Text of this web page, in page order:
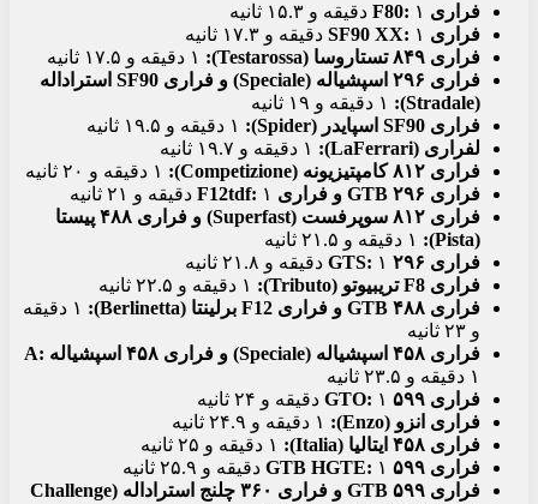
فراری F80: ۱ دقیقه و ۱۵.۳ ثانیه
فراری SF90 XX: ۱ دقیقه و ۱۷.۳ ثانیه
فراری ۸۴۹ تستاروسا (Testarossa):
فراری ۲۹۶ اسپشیاله (Speciale) و فراری SF90 استراداله
(Stradale):
فراری SF90 اسپایدر (Spider):
لفراری (LaFerrari):
فراری ۸۱۲ کامپتیزیونه (Competizione):
فراری ۲۹۶ GTB و فراری F12tdf:
۱ دقیقه و ۲۱ ثانیه
فراری ۸۱۲ سوپرفست (Superfast) و فراری ۴۸۸ پیستا
(Pista):
فراری ۲۹۶ GTS:
۱ دقیقه و ۲۱.۸ ثانیه
فراری F8 تریبیوتو (Tributo):
فراری ۴۸۸ GTB و فراری F12 برلینتا (Berlinetta):
۱ دقیقه
و ۲۳ ثانیه
فراری ۴۵۸ اسپشیاله (Speciale) و فراری ۴۵۸ اسپشیاله A:
۱ دقیقه و ۲۳.۵ ثانیه
فراری ۵۹۹ GTO:
۱ دقیقه و ۲۴ ثانیه
فراری انزو (Enzo):
فراری ۴۵۸ ایتالیا (Italia):
فراری ۵۹۹ GTB HGTE:
۱ دقیقه و ۲۵.۹ ثانیه
فراری ۵۹۹ GTB و فراری ۳۶۰ چلنج استراداله (Challenge